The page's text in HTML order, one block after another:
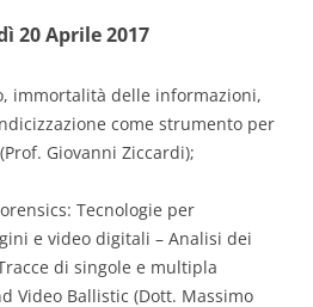
20 Aprile 2017
immortalità delle informazioni,
come strumento per
Giovanni Ziccardi);
Tecnologie per
e video digitali – Analisi dei
di singole e multipla
Video Ballistic (Dott. Massimo